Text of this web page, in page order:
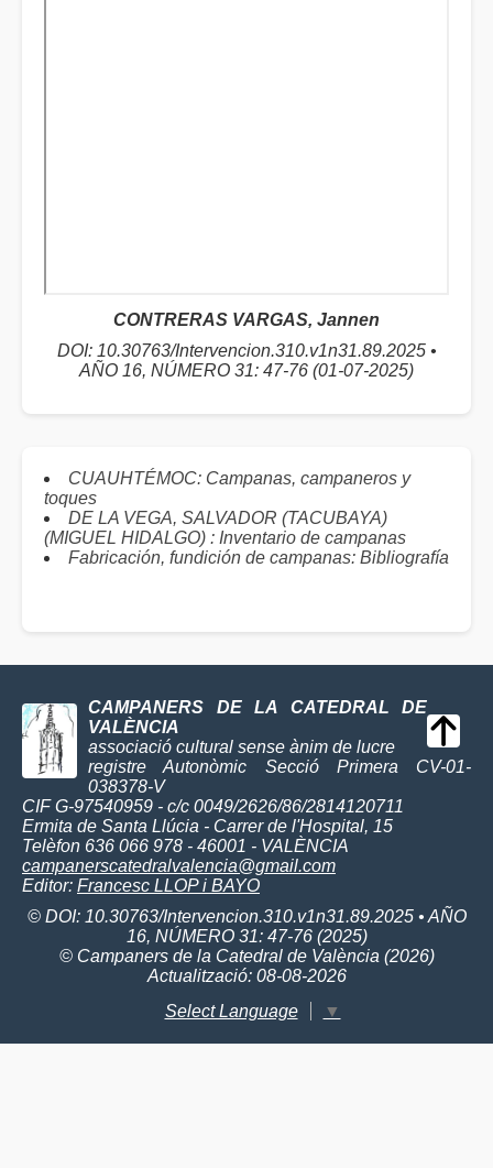
CONTRERAS VARGAS, Jannen
DOI: 10.30763/Intervencion.310.v1n31.89.2025 •
AÑO 16, NÚMERO 31: 47-76 (01-07-2025)
CUAUHTÉMOC: Campanas, campaneros y
toques
DE LA VEGA, SALVADOR (TACUBAYA)
(MIGUEL HIDALGO) : Inventario de campanas
Fabricación, fundición de campanas: Bibliografía
CAMPANERS DE LA CATEDRAL DE
VALÈNCIA
associació cultural sense ànim de lucre
registre Autonòmic Secció Primera CV-01-
038378-V
CIF G-97540959 - c/c 0049/2626/86/2814120711
Ermita de Santa Llúcia - Carrer de l'Hospital, 15
Telèfon 636 066 978 - 46001 - VALÈNCIA
campanerscatedralvalencia@gmail.com
Editor: Francesc LLOP i BAYO
© DOI: 10.30763/Intervencion.310.v1n31.89.2025 • AÑO
16, NÚMERO 31: 47-76 (2025)
© Campaners de la Catedral de València (2026)
Actualització: 08-08-2026
Select Language
▼